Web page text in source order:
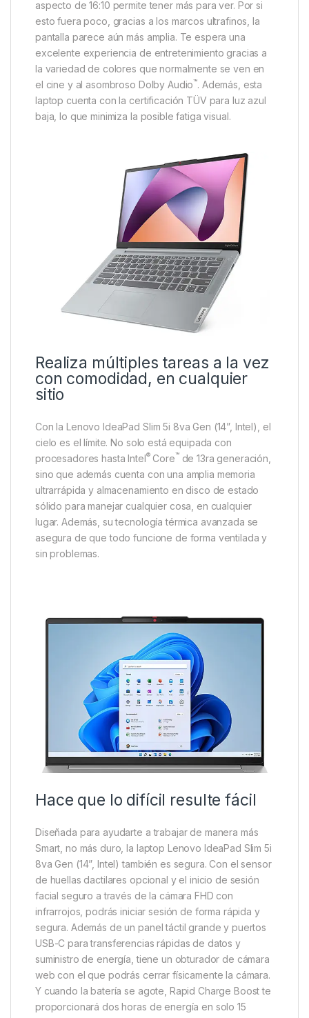
aspecto de 16:10 permite tener más para ver. Por si
esto fuera poco, gracias a los marcos ultrafinos, la
pantalla parece aún más amplia. Te espera una
excelente experiencia de entretenimiento gracias a
la variedad de colores que normalmente se ven en
el cine y al asombroso Dolby Audio™. Además, esta
laptop cuenta con la certificación TÜV para luz azul
baja, lo que minimiza la posible fatiga visual.
Realiza múltiples tareas a la vez
con comodidad, en cualquier
sitio
Con la Lenovo IdeaPad Slim 5i 8va Gen (14”, Intel), el
cielo es el límite. No solo está equipada con
procesadores hasta Intel®Core™de 13ra generación,
sino que además cuenta con una amplia memoria
ultrarrápida y almacenamiento en disco de estado
sólido para manejar cualquier cosa, en cualquier
lugar. Además, su tecnología térmica avanzada se
asegura de que todo funcione de forma ventilada y
sin problemas.
Hace que lo difícil resulte fácil
Diseñada para ayudarte a trabajar de manera más
Smart, no más duro, la laptop Lenovo IdeaPad Slim 5i
8va Gen (14”, Intel) también es segura. Con el sensor
de huellas dactilares opcional y el inicio de sesión
facial seguro a través de la cámara FHD con
infrarrojos, podrás iniciar sesión de forma rápida y
segura. Además de un panel táctil grande y puertos
USB-C para transferencias rápidas de datos y
suministro de energía, tiene un obturador de cámara
web con el que podrás cerrar físicamente la cámara.
Y cuando la batería se agote, Rapid Charge Boost te
proporcionará dos horas de energía en solo 15